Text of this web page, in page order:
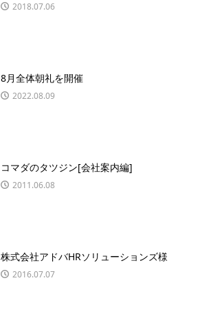
2018.07.06
8月全体朝礼を開催
2022.08.09
コマダのタツジン[会社案内編]
2011.06.08
株式会社アドバHRソリューションズ様
2016.07.07